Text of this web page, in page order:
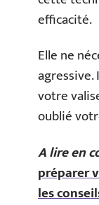
efficacité.
Elle ne
votre
oublié
A lire en
préparer
les